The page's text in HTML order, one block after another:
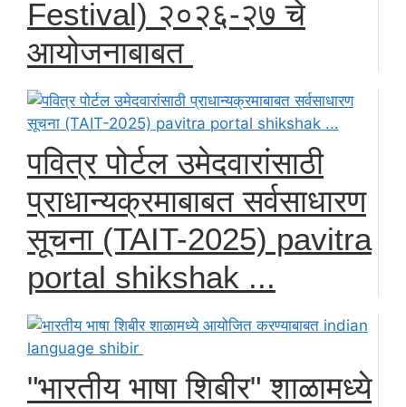
Festival) २०२६-२७ चे
आयोजनाबाबत
पवित्र पोर्टल उमेदवारांसाठी
प्राधान्यक्रमाबाबत सर्वसाधारण
सूचना (TAIT-2025) pavitra
portal shikshak ...
"भारतीय भाषा शिबीर" शाळामध्ये